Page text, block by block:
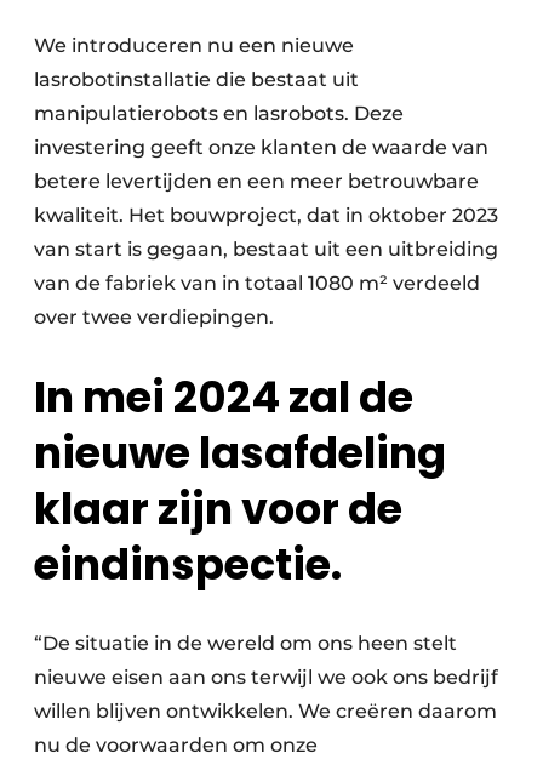
We introduceren nu een nieuwe
lasrobotinstallatie die bestaat uit
manipulatierobots en lasrobots. Deze
investering geeft onze klanten de waarde van
betere levertijden en een meer betrouwbare
kwaliteit. Het bouwproject, dat in oktober 2023
van start is gegaan, bestaat uit een uitbreiding
van de fabriek van in totaal 1080 m² verdeeld
over twee verdiepingen.
In mei 2024 zal de
nieuwe lasafdeling
klaar zijn voor de
eindinspectie.
“De situatie in de wereld om ons heen stelt
nieuwe eisen aan ons terwijl we ook ons bedrijf
willen blijven ontwikkelen. We creëren daarom
nu de voorwaarden om onze